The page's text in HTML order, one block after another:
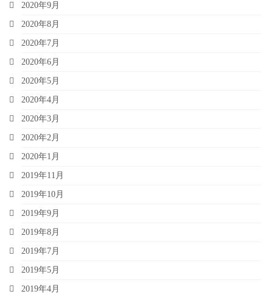
2020年9月
2020年8月
2020年7月
2020年6月
2020年5月
2020年4月
2020年3月
2020年2月
2020年1月
2019年11月
2019年10月
2019年9月
2019年8月
2019年7月
2019年5月
2019年4月